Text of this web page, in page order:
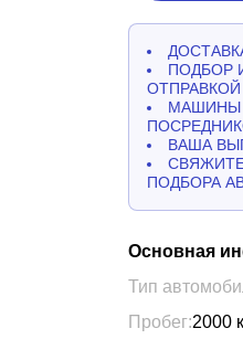
ПОДБОР
ОТПРАВКОЙ
МАШИНЫ
ВАША
ПОДБОРА
Основная
Тип
Пробег:2000